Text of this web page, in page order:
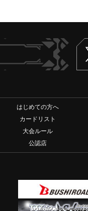
はじめての方へ
カードリスト
大会ルール
公認店